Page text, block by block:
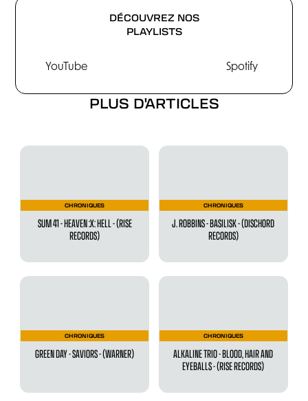
DÉCOUVREZ NOS
PLAYLISTS
YouTube Spotify
PLUS D'ARTICLES
CHRONIQUES
SUM 41 - HEAVEN :X: HELL - (RISE
RECORDS)
CHRONIQUES
J. ROBBINS - BASILISK - (DISCHORD
RECORDS)
CHRONIQUES
GREEN DAY - SAVIORS - (WARNER)
CHRONIQUES
ALKALINE TRIO - BLOOD, HAIR AND
EYEBALLS - (RISE RECORDS)